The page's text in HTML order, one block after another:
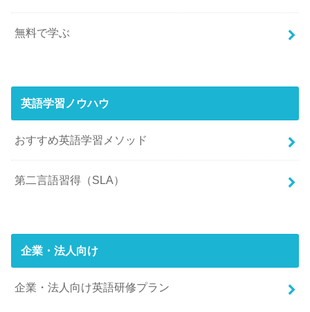
無料で学ぶ
英語学習ノウハウ
おすすめ英語学習メソッド
第二言語習得（SLA）
企業・法人向け
企業・法人向け英語研修プラン